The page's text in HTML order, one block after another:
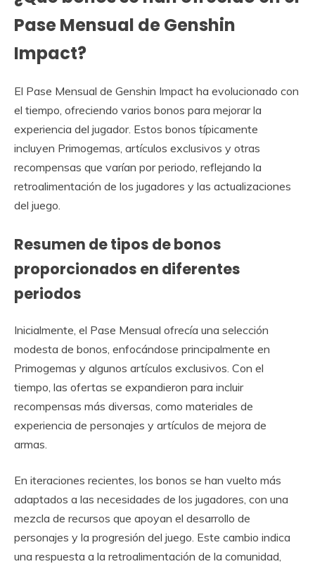
Pase Mensual de Genshin
Impact?
El Pase Mensual de Genshin Impact ha evolucionado con
el tiempo, ofreciendo varios bonos para mejorar la
experiencia del jugador. Estos bonos típicamente
incluyen Primogemas, artículos exclusivos y otras
recompensas que varían por periodo, reflejando la
retroalimentación de los jugadores y las actualizaciones
del juego.
Resumen de tipos de bonos
proporcionados en diferentes
periodos
Inicialmente, el Pase Mensual ofrecía una selección
modesta de bonos, enfocándose principalmente en
Primogemas y algunos artículos exclusivos. Con el
tiempo, las ofertas se expandieron para incluir
recompensas más diversas, como materiales de
experiencia de personajes y artículos de mejora de
armas.
En iteraciones recientes, los bonos se han vuelto más
adaptados a las necesidades de los jugadores, con una
mezcla de recursos que apoyan el desarrollo de
personajes y la progresión del juego. Este cambio indica
una respuesta a la retroalimentación de la comunidad,